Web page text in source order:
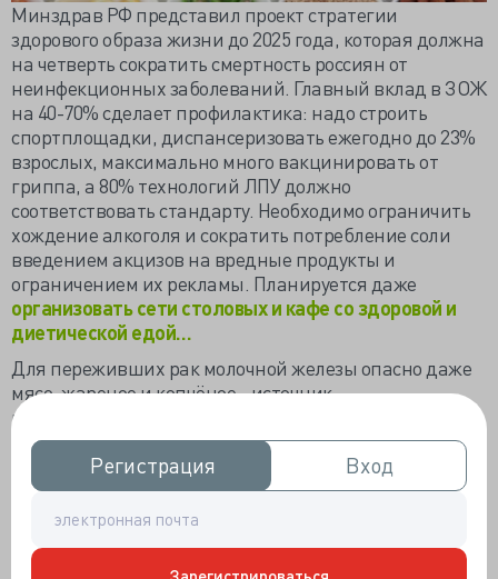
Регистрация
Регистрация Вход
Вход
Минздрав РФ представил проект стратегии
здорового образа жизни до 2025 года, которая должна
на четверть сократить смертность россиян от
неинфекционных заболеваний. Главный вклад в ЗОЖ
на 40-70% сделает профилактика: надо строить
спортплощадки, диспансеризовать ежегодно до 23%
взрослых, максимально много вакцинировать от
гриппа, а 80% технологий ЛПУ должно
соответствовать стандарту. Необходимо ограничить
хождение алкоголя и сократить потребление соли
введением акцизов на вредные продукты и
ограничением их рекламы. Планируется даже
организовать сети столовых и кафе со здоровой и
диетической едой…
Для переживших рак молочной железы опасно даже
мясо, жареное и копчёное - источник
полициклических ароматических углеводородов и
других канцерогенных веществ. Выводы сделаны на
изучении наблюдаемых около 17 лет 1508 женщин,
перенёсших радикальное лечение РМЖ. Риск смерти
у любительниц барбекю был максимальным, он на
поклоняющихся жареному. Копчёное мясо